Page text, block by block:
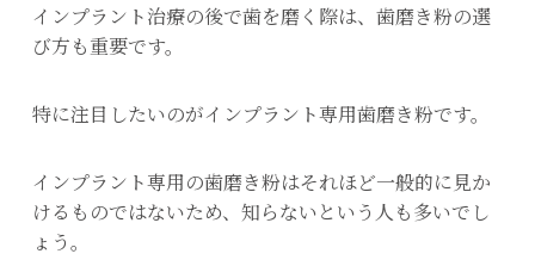
インプラント治療の後で歯を磨く際は、歯磨き粉の選
び方も重要です。
特に注目したいのがインプラント専用歯磨き粉です。
インプラント専用の歯磨き粉はそれほど一般的に見か
けるものではないため、知らないという人も多いでし
ょう。